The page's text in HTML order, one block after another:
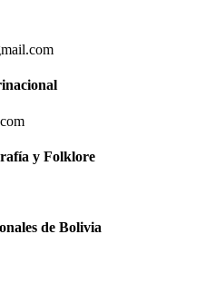
y Folklore
de Bolivia